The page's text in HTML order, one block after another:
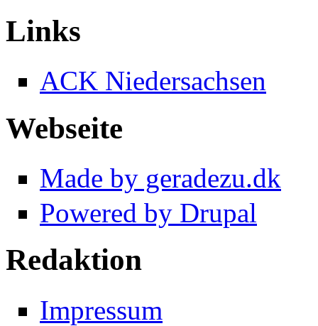
Links
ACK Niedersachsen
Webseite
Made by geradezu.dk
Powered by Drupal
Redaktion
Impressum